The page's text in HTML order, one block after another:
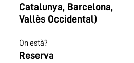
Catalunya, Barcelona,
Vallès Occidental)
On està?
Reserva